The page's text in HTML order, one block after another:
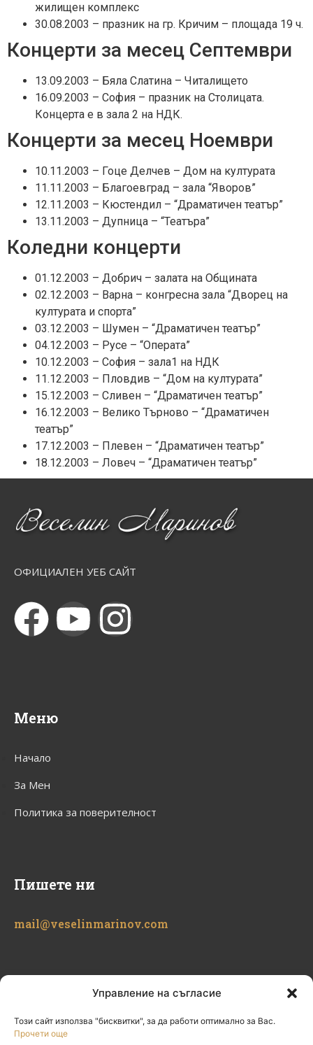
Управление на съгласие
Този сайт използва "бисквитки", за да работи оптимално за Вас.
Прочети още
жилищен комплекс
30.08.2003 – празник на гр. Кричим – площада 19 ч.
Концерти за месец Септември
13.09.2003 – Бяла Слатина – Читалището
16.09.2003 – София – празник на Столицата.
Концерта е в зала 2 на НДК.
Концерти за месец Ноември
10.11.2003 – Гоце Делчев – Дом на културата
11.11.2003 – Благоевград – зала “Яворов”
12.11.2003 – Кюстендил – “Драматичен театър”
13.11.2003 – Дупница – “Театъра”
Коледни концерти
01.12.2003 – Добрич – залата на Общината
02.12.2003 – Варна – конгресна зала “Дворец на
културата и спорта”
03.12.2003 – Шумен – “Драматичен театър”
04.12.2003 – Русе – “Операта”
10.12.2003 – София – зала1 на НДК
11.12.2003 – Пловдив – “Дом на културата”
15.12.2003 – Сливен – “Драматичен театър”
16.12.2003 – Велико Търново – “Драматичен
театър”
17.12.2003 – Плевен – “Драматичен театър”
18.12.2003 – Ловеч – “Драматичен театър”
ОФИЦИАЛЕН УЕБ САЙТ
Меню
Начало
За Мен
Политика за поверителност
Пишете ни
mail@veselinmarinov.com